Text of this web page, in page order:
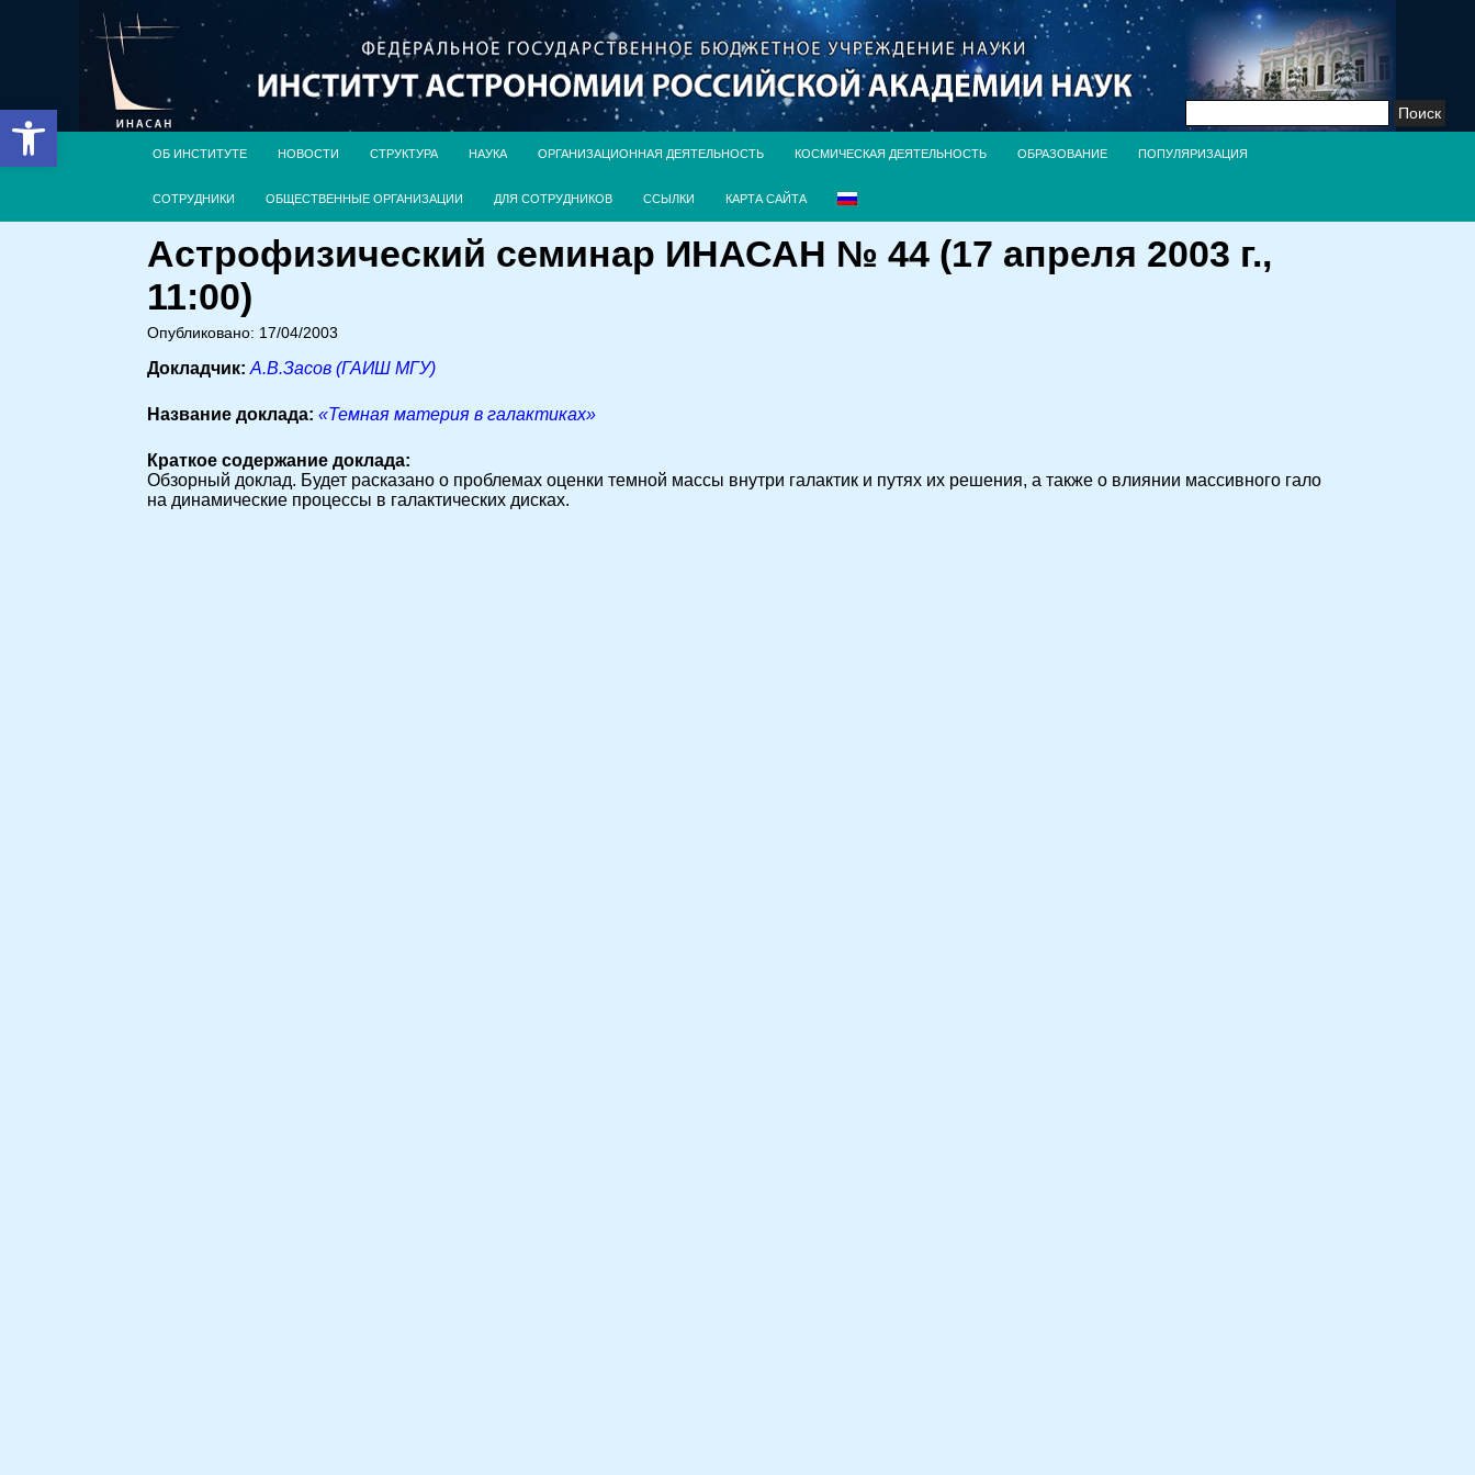
Открыть панель инструментов Найти:
ОБ ИНСТИТУТЕ НОВОСТИ СТРУКТУРА НАУКА ОРГАНИЗАЦИОННАЯ ДЕЯТЕЛЬНОСТЬ КОСМИЧЕСКАЯ ДЕЯТЕЛЬНОСТЬ ОБРАЗОВАНИЕ ПОПУЛЯРИЗАЦИЯ
СОТРУДНИКИ ОБЩЕСТВЕННЫЕ ОРГАНИЗАЦИИ ДЛЯ СОТРУДНИКОВ ССЫЛКИ КАРТА САЙТА
Астрофизический семинар ИНАСАН № 44 (17 апреля 2003 г.,
11:00)
Опубликовано: 17/04/2003
Докладчик: А.В.Засов (ГАИШ МГУ)
Название доклада: «Темная материя в галактиках»
Краткое содержание доклада:
Обзорный доклад. Будет расказано о проблемах оценки темной массы внутри галактик и путях их решения, а также о влиянии массивного гало
на динамические процессы в галактических дисках.